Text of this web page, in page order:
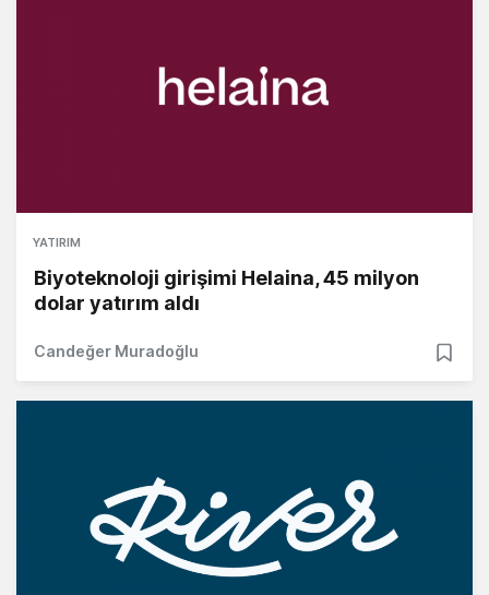
YATIRIM
Biyoteknoloji girişimi Helaina, 45 milyon
dolar yatırım aldı
Candeğer Muradoğlu